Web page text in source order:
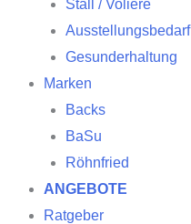
Stall / Voliere
Ausstellungsbedarf
Gesunderhaltung
Marken
Backs
BaSu
Röhnfried
ANGEBOTE
Ratgeber